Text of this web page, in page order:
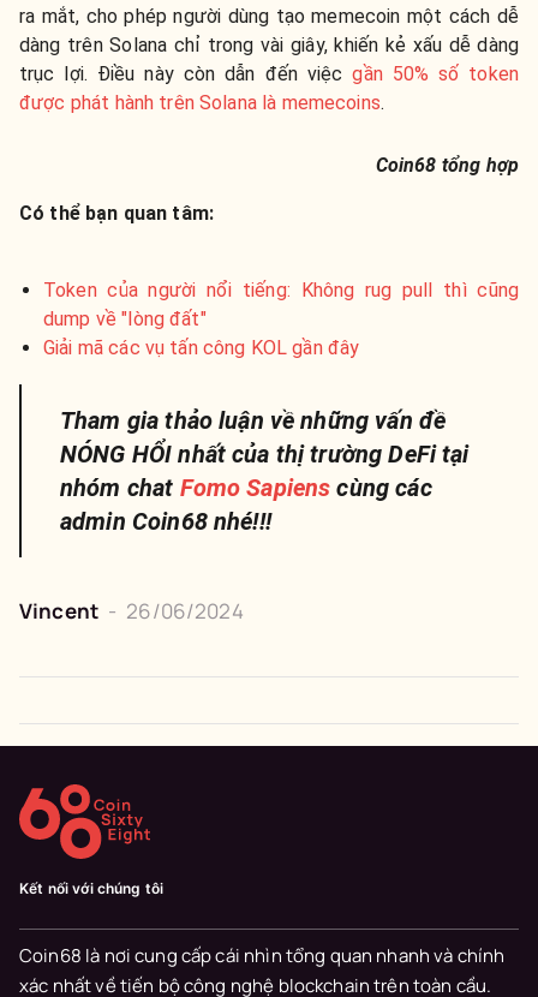
ra mắt, cho phép người dùng tạo memecoin một cách dễ
dàng trên Solana chỉ trong vài giây, khiến kẻ xấu dễ dàng
trục lợi. Điều này còn dẫn đến việcgần 50% số token
được phát hành trên Solana là memecoins.
Coin68 tổng hợp
Có thể bạn quan tâm:
Token của người nổi tiếng: Không rug pull thì cũng
dump về "lòng đất"
Giải mã các vụ tấn công KOL gần đây
Tham gia thảo luận về những vấn đề
NÓNG HỔI nhất của thị trường DeFi tại
nhóm chat Fomo Sapiens cùng các
admin Coin68 nhé!!!
Vincent - 26/06/2024
Kết nối với chúng tôi
Coin68 là nơi cung cấp cái nhìn tổng quan nhanh và chính
xác nhất về tiến bộ công nghệ blockchain trên toàn cầu.